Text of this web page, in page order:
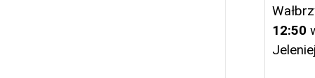
12:50